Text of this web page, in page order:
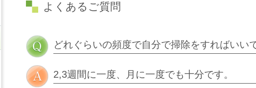
よくあるご質問
どれぐらいの頻度で自分で掃除をすればいい
2,3週間に一度、月に一度でも十分です。